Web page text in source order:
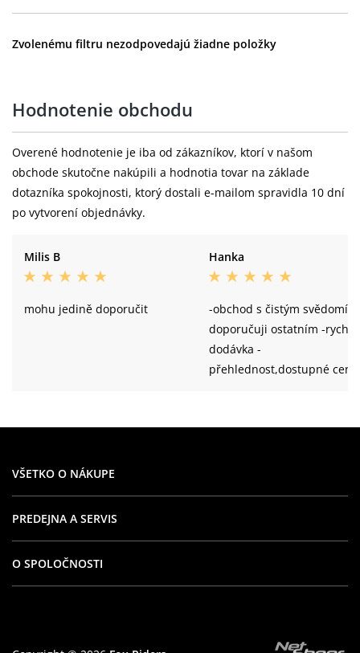
Zvolenému filtru nezodpovedajú žiadne položky
Hodnotenie obchodu
Overené hodnotenie je iba od zákazníkov, ktorí v našom
obchode skutočne nakúpili a hodnotia tovar na základe
dotazníka spokojnosti, ktorý dostali e-mailom spravidla 10 dní
po vytvorení objednávky.
Milis B
mohu jedině doporučit
Hanka
-obchod s čistým svědomím
doporučuji ostatním -rychlá
dodávka -
přehlednost,dostupné ceny
VŠETKO O NÁKUPE
PREDEJNA A SERVIS
O SPOLOČNOSTI